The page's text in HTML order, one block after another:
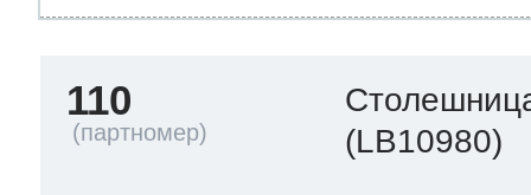
110
(LB10980)